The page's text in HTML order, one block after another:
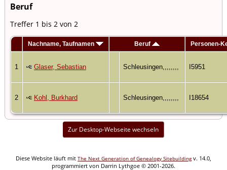
Beruf
Treffer 1 bis 2 von 2
Nachname, Taufnamen Beruf Personen-
1 Glaser, Sebastian Schleusingen,,,,,,,, I5951
2 Kohl, Burkhard Schleusingen,,,,,,,, I18654
Zur Desktop-Webseite wechseln
Diese Website läuft mit The Next Generation of Genealogy Sitebuildingv. 14.0,
programmiert von Darrin Lythgoe © 2001-2026.